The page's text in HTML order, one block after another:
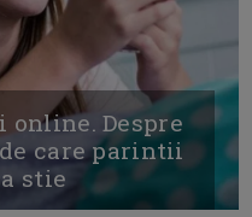
online. Despre
care parintii
stie